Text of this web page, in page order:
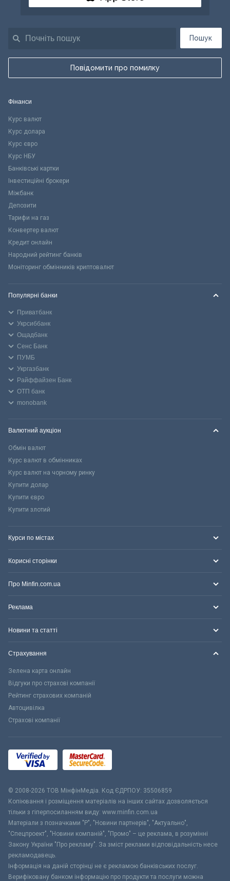
Пошук
Повідомити про помилку
Фінанси
Курс валют
Курс долара
Курс євро
Курс НБУ
Банківські картки
Інвестиційні брокери
Міжбанк
Депозити
Тарифи на газ
Конвертер валют
Кредит онлайн
Народний рейтинг банків
Моніторинг обмінників криптовалют
Популярні банки
Приватбанк
Укрсиббанк
Ощадбанк
Сенс Банк
ПУМБ
Укргазбанк
Райффайзен Банк
ОТП банк
monobank
Валютний аукціон
Обмін валют
Курс валют в обмінниках
Курс валют на чорному ринку
Купити долар
Купити євро
Купити злотий
Курси по містах
Корисні сторінки
Про Minfin.com.ua
Реклама
Новини та статті
Страхування
Зелена карта онлайн
Відгуки про страхові компанії
Рейтинг страхових компаній
Автоцивілка
Страхові компанії
© 2008-2026 ТОВ МiнфiнМедiа. Код ЄДРПОУ: 35506859
Копіювання і розміщення матеріалів на інших сайтах дозволяється
тільки з гіперпосиланням виду: www.minfin.com.ua
Матеріали з позначками "Р", "Новини партнерів", "Актуально",
"Спецпроект", "Новини компаній", "Промо" – це реклама, в розумінні
Закону України "Про рекламу". За зміст реклами відповідальність несе
рекламодавець.
Інформація на даній сторінці не є рекламою банківських послуг.
Верифіковану банком інформацію про продукти та послуги можна